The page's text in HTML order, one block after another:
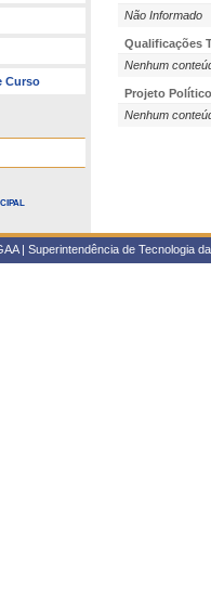
Curso
Não Informado
Qualificações
Nenhum
Projeto
Nenhum
| Superintendência de Tecnologia